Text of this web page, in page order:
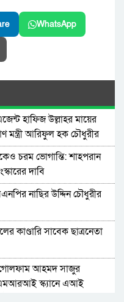
WhatsApp
হাফিজ উল্লাহর মায়ের
মন্ত্রী আরিফুল হক চৌধুরীর
চরম ভোগান্তি: শাহপরান
দাবি
নাছির উদ্দিন চৌধুরীর
কাণ্ডারি সাবেক ছাত্রনেতা
গোলফাম আহমদ সাজুর
এমআরআই স্ক্যানে এআই